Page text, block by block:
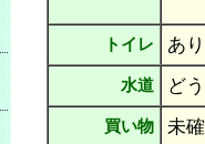
トイレ あ
水道 ど
買い物 未